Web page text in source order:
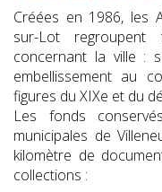
Créées en 1986, les
sur-Lot regroupent
concernant la ville :
embellissement au
figures du XIXe et du
Les fonds
municipales de
kilomètre de
collections :